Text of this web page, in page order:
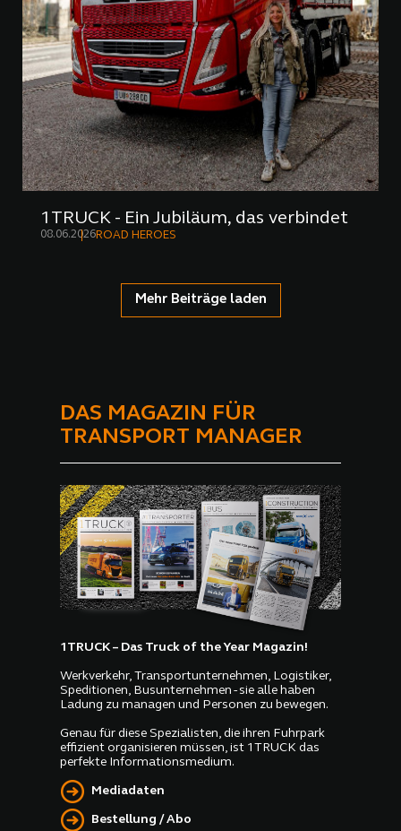
1TRUCK - Ein Jubiläum, das verbindet
08.06.2026ROAD HEROES
Mehr Beiträge laden
DAS MAGAZIN FÜR
TRANSPORT MANAGER
1TRUCK – Das Truck of the Year Magazin!
Werkverkehr, Transportunternehmen, Logistiker,
Speditionen, Busunternehmen - sie alle haben
Ladung zu managen und Personen zu bewegen.
Genau für diese Spezialisten, die ihren Fuhrpark
effizient organisieren müssen, ist 1TRUCK das
perfekte Informationsmedium.
Mediadaten
Bestellung / Abo